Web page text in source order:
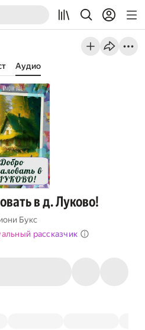
Аудио
в д. Луково!
Букс
рассказчик